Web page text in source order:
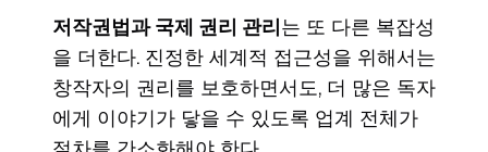
저작권법과 국제 권리 관리 는 또 다른 복잡성
을 더한다. 진정한 세계적 접근성을 위해서는
창작자의 권리를 보호하면서도, 더 많은 독자
에게 이야기가 닿을 수 있도록 업계 전체가